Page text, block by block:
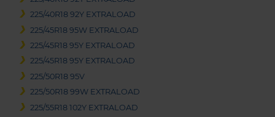
225/40R18 92Y EXTRALOAD
225/45R18 95W EXTRALOAD
225/45R18 95Y EXTRALOAD
225/45R18 95Y EXTRALOAD
225/50R18 95V
225/50R18 99W EXTRALOAD
225/55R18 102Y EXTRALOAD